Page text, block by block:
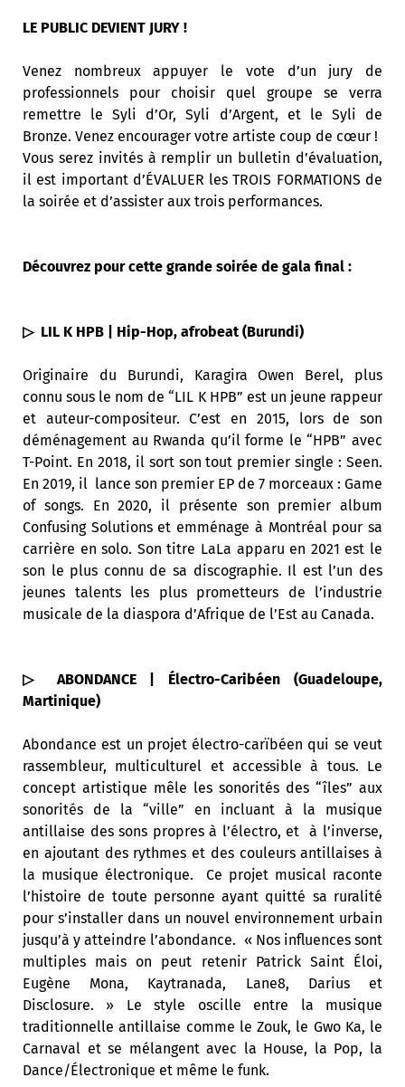
LE PUBLIC DEVIENT JURY !
Venez nombreux appuyer le vote d’un jury de
professionnels pour choisir quel groupe se verra
remettre le Syli d’Or, Syli d’Argent, et le Syli de
Bronze. Venez encourager votre artiste coup de cœur !
Vous serez invités à remplir un bulletin d’évaluation,
il est important d’ÉVALUER les TROIS FORMATIONS de
la soirée et d’assister aux trois performances.
Découvrez pour cette grande soirée de gala final :
▷ LIL K HPB | Hip-Hop, afrobeat (Burundi)
Originaire du Burundi, Karagira Owen Berel, plus
connu sous le nom de “LIL K HPB” est un jeune rappeur
et auteur-compositeur. C’est en 2015, lors de son
déménagement au Rwanda qu’il forme le “HPB” avec
T-Point. En 2018, il sort son tout premier single : Seen.
En 2019, il lance son premier EP de 7 morceaux : Game
of songs. En 2020, il présente son premier album
Confusing Solutions et emménage à Montréal pour sa
carrière en solo. Son titre LaLa apparu en 2021 est le
son le plus connu de sa discographie. Il est l’un des
jeunes talents les plus prometteurs de l’industrie
musicale de la diaspora d’Afrique de l’Est au Canada.
▷ ABONDANCE | Électro-Caribéen (Guadeloupe,
Martinique)
Abondance est un projet électro-carïbéen qui se veut
rassembleur, multiculturel et accessible à tous. Le
concept artistique mêle les sonorités des “îles” aux
sonorités de la “ville” en incluant à la musique
antillaise des sons propres à l’électro, et à l’inverse,
en ajoutant des rythmes et des couleurs antillaises à
la musique électronique. Ce projet musical raconte
l’histoire de toute personne ayant quitté sa ruralité
pour s’installer dans un nouvel environnement urbain
jusqu’à y atteindre l’abondance. « Nos influences sont
multiples mais on peut retenir Patrick Saint Éloi,
Eugène Mona, Kaytranada, Lane8, Darius et
Disclosure. » Le style oscille entre la musique
traditionnelle antillaise comme le Zouk, le Gwo Ka, le
Carnaval et se mélangent avec la House, la Pop, la
Dance/Électronique et même le funk.